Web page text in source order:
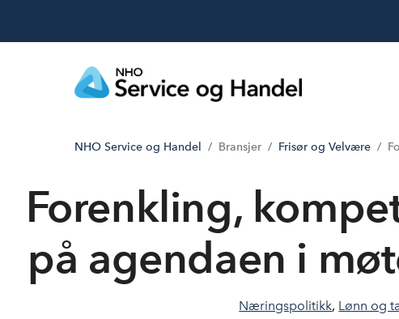
NHO Service og Handel Bransjer Frisør og Velvære
Forenkling,
på agendaen i
Næringspolitikk, Lønn og